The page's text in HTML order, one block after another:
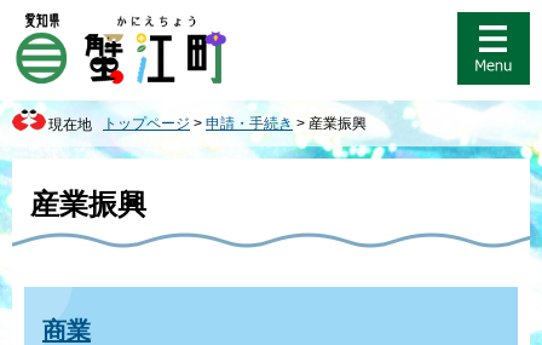
ジ
先
で
す
。
ュ
を
ば
し
て
本
へ
現在地 トップページ > 申請・手続き > 産業振興
産業振興
商業